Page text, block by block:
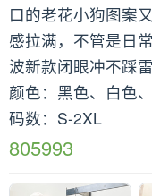
口的老花小狗图案
感拉满，不管是日
波新款闭眼冲不踩
颜色：黑色、白色、
码数：S-2XL
805993